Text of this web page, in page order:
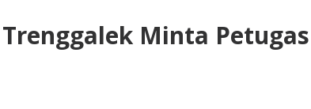
Minta